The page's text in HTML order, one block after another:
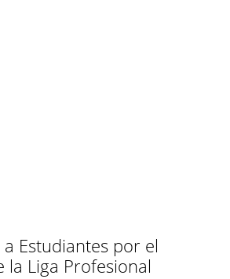
Estudiantes por el
la Liga Profesional